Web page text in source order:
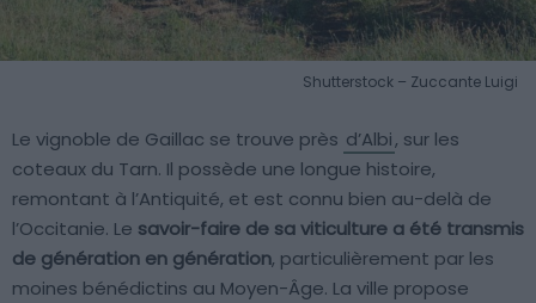
Shutterstock – Zuccante Luigi
Le vignoble de Gaillac se trouve près d’Albi, sur les
coteaux du Tarn. Il possède une longue histoire,
remontant à l’Antiquité, et est connu bien au-delà de
l’Occitanie. Le savoir-faire de sa viticulture a été transmis
de génération en génération, particulièrement par les
moines bénédictins au Moyen-Âge. La ville propose